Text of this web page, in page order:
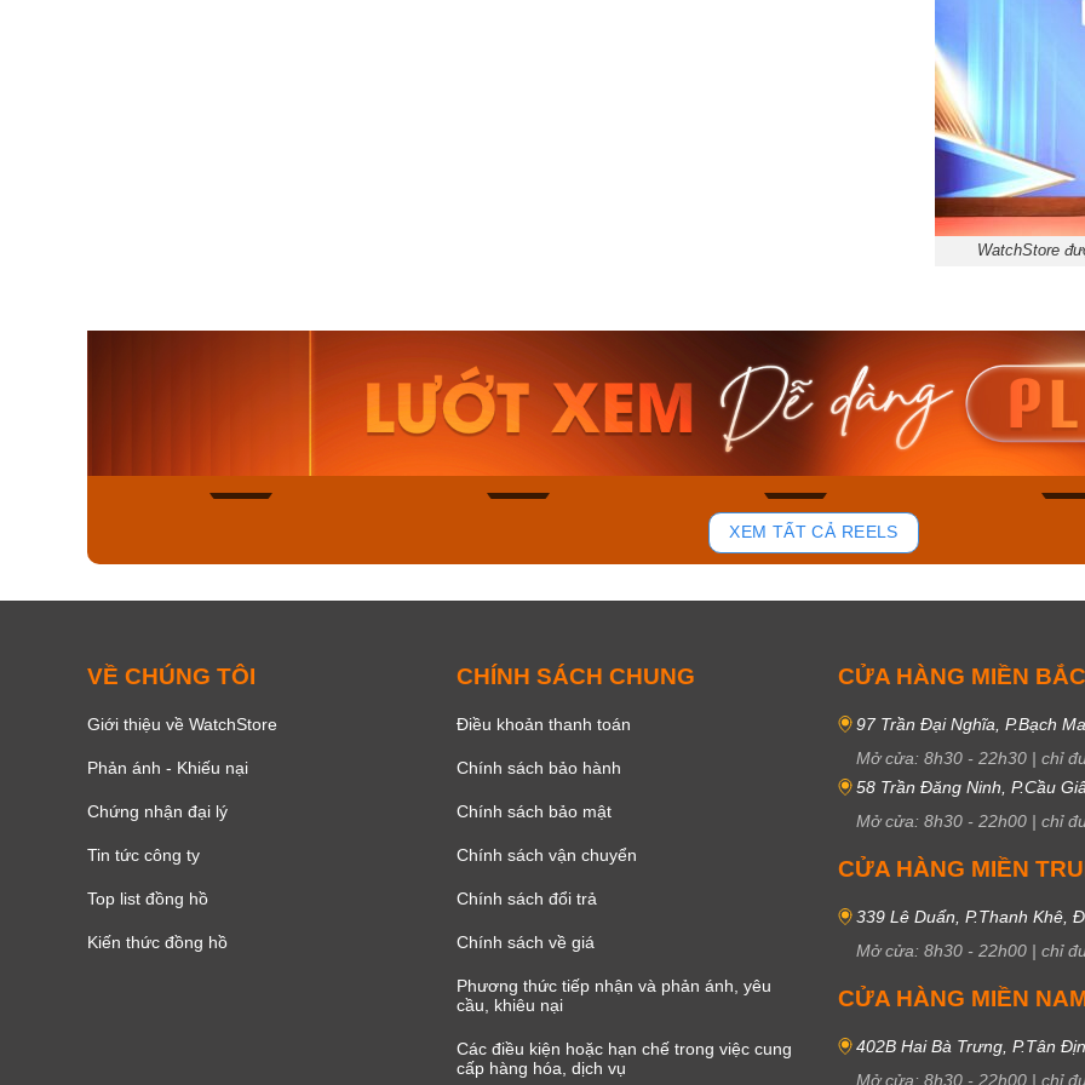
WatchStore
Casio Nam MTS-
115D-1AVDF
2.823.000₫
2.399.550₫
Mua ngay
52
Casio Nam MTS-
RS100L-1AVDF
4.276.000₫
3.634.600₫
Casio
230EL-
Mua
XEM TẤT CẢ REELS
VỀ CHÚNG TÔI
Giới thiệu về WatchStore
Phản ánh - Khiếu nại
Chứng nhận đại lý
Tin tức công ty
Top list đồng hồ
Kiến thức đồng hồ
CHÍNH SÁCH CHUNG
Điều khoản thanh toán
Chính sách bảo hành
Chính sách bảo mật
Chính sách vận chuyển
Chính sách đổi trả
Chính sách về giá
Phương thức tiếp nhận và phản ánh, yêu
cầu, khiêu nại
Các điều kiện hoặc hạn chế trong việc cung
cấp hàng hóa, dịch vụ
CỬA HÀNG MIỀN BẮC
97 Trần Đại Nghĩa, P.Bạch
Mở cửa: 8h30 - 22h30 | chỉ
58 Trần Đăng Ninh, P.Cầu
Mở cửa: 8h30 - 22h00 | chỉ
CỬA HÀNG MIỀN
339 Lê Duẩn, P.Thanh Khê,
Mở cửa: 8h30 - 22h00 | chỉ
CỬA HÀNG MIỀN
402B Hai Bà Trưng, P.Tân
Mở cửa: 8h30 - 22h00 | chỉ